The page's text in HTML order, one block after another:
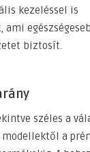
kezeléssel is
ami
biztosít.
széles a
modellektől a